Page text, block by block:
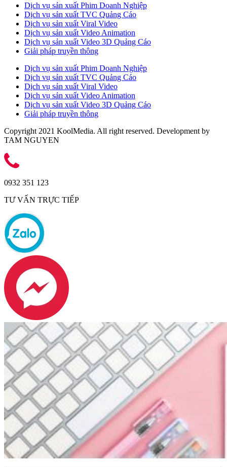
Dịch vụ sản xuất Phim Doanh Nghiệp
Dịch vụ sản xuất TVC Quảng Cáo
Dịch vụ sản xuất Viral Video
Dịch vụ sản xuất Video Animation
Dịch vụ sản xuất Video 3D Quảng Cáo
Giải pháp truyền thông
Dịch vụ sản xuất Phim Doanh Nghiệp
Dịch vụ sản xuất TVC Quảng Cáo
Dịch vụ sản xuất Viral Video
Dịch vụ sản xuất Video Animation
Dịch vụ sản xuất Video 3D Quảng Cáo
Giải pháp truyền thông
Copyright 2021 KoolMedia. All right reserved. Development by
TAM NGUYEN
0932 351 123
TƯ VẤN TRỰC TIẾP